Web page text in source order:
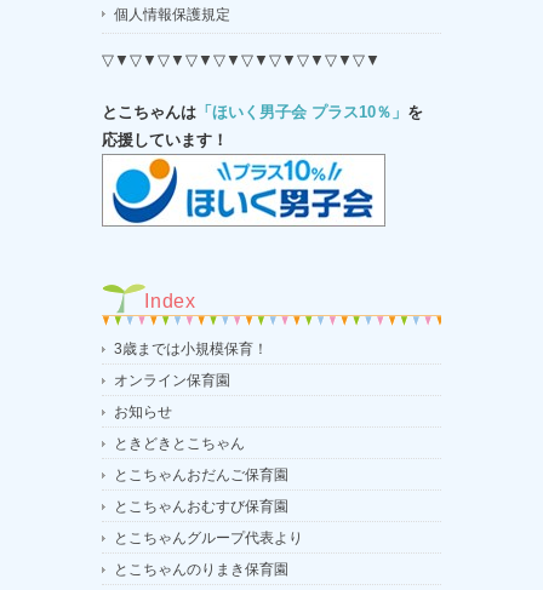
個人情報保護規定
▽▼▽▼▽▼▽▼▽▼▽▼▽▼▽▼▽▼▽▼
とこちゃんは 「ほいく男子会 プラス10％」 を
応援しています！
Index
3歳までは小規模保育！
オンライン保育園
お知らせ
ときどきとこちゃん
とこちゃんおだんご保育園
とこちゃんおむすび保育園
とこちゃんグループ代表より
とこちゃんのりまき保育園